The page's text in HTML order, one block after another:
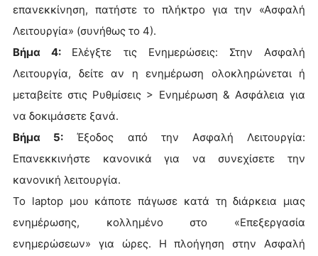
επανεκκίνηση, πατήστε το πλήκτρο για την «Ασφαλή
Λειτουργία» (συνήθως το 4).
Βήμα 4: Ελέγξτε τις Ενημερώσεις: Στην Ασφαλή
Λειτουργία, δείτε αν η ενημέρωση ολοκληρώνεται ή
μεταβείτε στις Ρυθμίσεις > Ενημέρωση & Ασφάλεια για
να δοκιμάσετε ξανά.
Βήμα 5: Έξοδος από την Ασφαλή Λειτουργία:
Επανεκκινήστε κανονικά για να συνεχίσετε την
κανονική λειτουργία.
Το laptop μου κάποτε πάγωσε κατά τη διάρκεια μιας
ενημέρωσης, κολλημένο στο «Επεξεργασία
ενημερώσεων» για ώρες. Η πλοήγηση στην Ασφαλή